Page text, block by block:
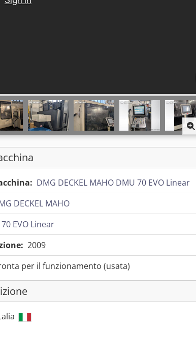
DMG DECKEL MAHO DMU 70 EVO Linear
DECKEL MAHO
EVO Linear
2009
per il funzionamento (usata)